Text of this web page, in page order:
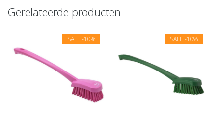
Gerelateerde producten
SALE -10% SALE -10%